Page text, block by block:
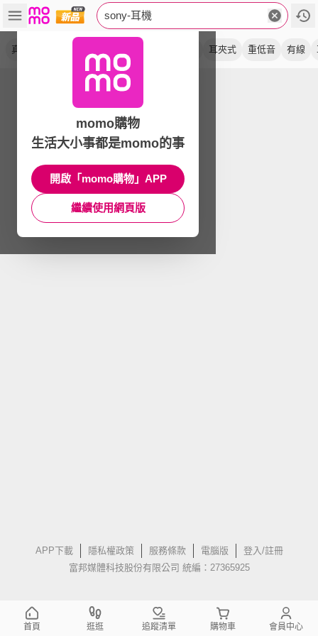
sony-耳機
真無線 耳夾式 重低音 有線
APP下載 隱私權政策 服務條款 電腦版
登入/註冊
富邦媒體科技股份有限公司 統編：27365925
momo購物
生活大小事都是momo的事
開啟「momo購物」APP
繼續使用網頁版
首頁 逛逛 追蹤清單 購物車 會員中心